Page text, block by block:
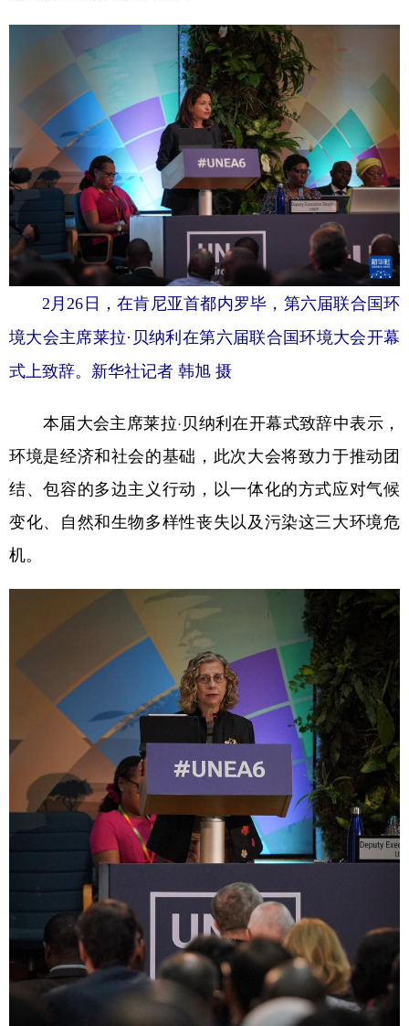
多语种频道
English Español Français
Русский язык 日本語
Deutsch Português
2月26日，在肯尼亚首都内罗毕，第六届联合国环
境大会主席莱拉·贝纳利在第六届联合国环境大会开幕
式上致辞。新华社记者 韩旭 摄
本届大会主席莱拉·贝纳利在开幕式致辞中表示，
环境是经济和社会的基础，此次大会将致力于推动团
结、包容的多边主义行动，以一体化的方式应对气候
变化、自然和生物多样性丧失以及污染这三大环境危
机。